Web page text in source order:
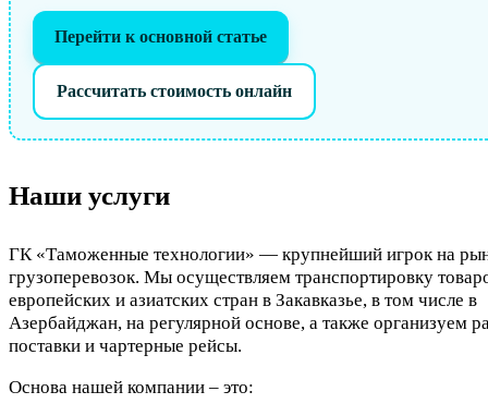
Перейти к основной статье
Рассчитать стоимость онлайн
Наши услуги
ГК «Таможенные технологии» — крупнейший игрок на
грузоперевозок. Мы осуществляем транспортировку
европейских и азиатских стран в Закавказье, в том числе в
Азербайджан, на регулярной основе, а также организуем
поставки и чартерные рейсы.
Основа нашей компании – это: